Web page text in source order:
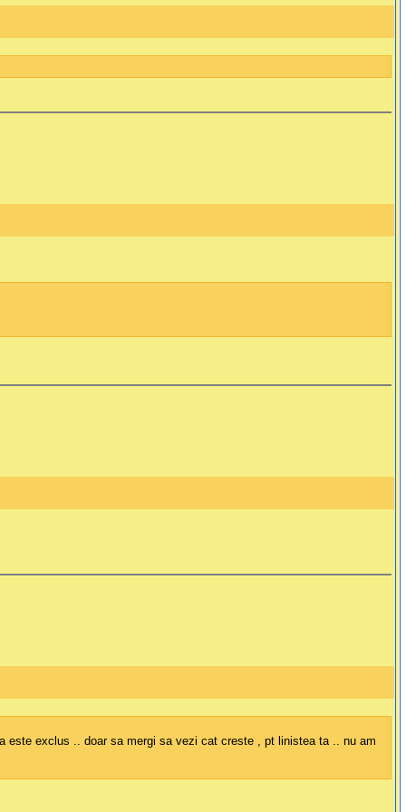
este exclus .. doar sa mergi sa vezi cat creste , pt linistea ta .. nu am